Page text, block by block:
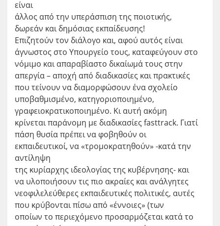
είναι
άλλος από την υπεράσπιση της ποιοτικής,
δωρεάν και δημόσιας εκπαίδευσης!
Επιζητούν τον διάλογο και, αφού αυτός είναι
άγνωστος στο Υπουργείο τους, καταφεύγουν στο
νόμιμο και απαραβίαστο δικαίωμά τους στην
απεργία – αποχή από διαδικασίες και πρακτικές
που τείνουν να διαμορφώσουν ένα σχολείο
υποβαθμισμένο, κατηγοριοποιημένο,
γραφειοκρατικοποιημένο. Κι αυτή ακόμη
κρίνεται παράνομη με διαδικασίες fasttrack. Γιατί
πάση θυσία πρέπει να φοβηθούν οι
εκπαιδευτικοί, να «τρομοκρατηθούν» -κατά την
αντίληψη
της κυρίαρχης ιδεολογίας της κυβέρνησης- και
να υλοποιήσουν τις πιο ακραίες και ανάλγητες
νεοφιλελεύθερες εκπαιδευτικές πολιτικές, αυτές
που κρύβονται πίσω από «έννοιες» (των
οποίων το περιεχόμενο προσαρμόζεται κατά το